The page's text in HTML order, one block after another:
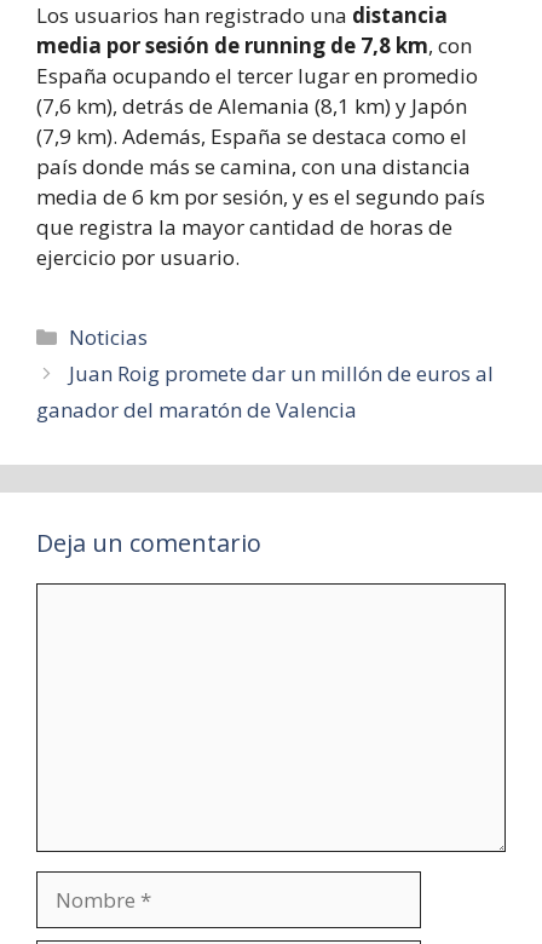
Los usuarios han registrado una distancia
media por sesión de running de 7,8 km, con
España ocupando el tercer lugar en promedio
(7,6 km), detrás de Alemania (8,1 km) y Japón
(7,9 km). Además, España se destaca como el
país donde más se camina, con una distancia
media de 6 km por sesión, y es el segundo país
que registra la mayor cantidad de horas de
ejercicio por usuario.
Categorías
Noticias
Juan Roig promete dar un millón de euros al
ganador del maratón de Valencia
Deja un comentario